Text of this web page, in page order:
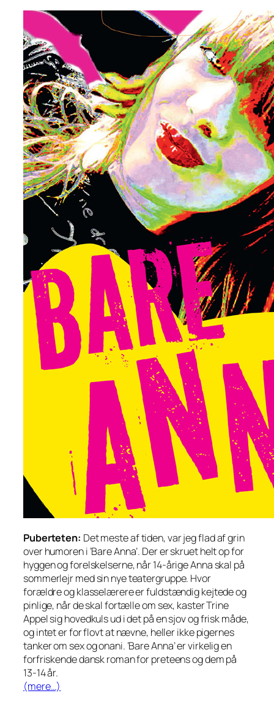
Puberteten: Det meste af tiden, var jeg flad af grin
over humoren i ‘Bare Anna’. Der er skruet helt op for
hyggen og forelskelserne, når 14-årige Anna skal på
sommerlejr med sin nye teatergruppe. Hvor
forældre og klasselærere er fuldstændig kejtede og
pinlige, når de skal fortælle om sex, kaster Trine
Appel sig hovedkuls ud i det på en sjov og frisk måde,
og intet er for flovt at nævne, heller ikke pigernes
tanker om sex og onani. ‘Bare Anna’ er virkelig en
forfriskende dansk roman for preteens og dem på
13-14 år.
(mere…)